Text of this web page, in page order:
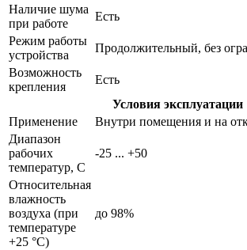
Наличие шума
при работе
Есть
Режим работы
устройства
Продолжительный, без
Возможность
крепления
Есть
Условия эксплуатации
Применение
Внутри помещения и на
Диапазон
рабочих
температур, С
-25 ... +50
Относительная
влажность
воздуха (при
температуре
+25 °С)
до 98%